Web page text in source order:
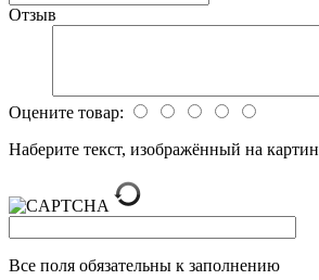
Отзыв
Оцените товар:
Наберите текст, изображённый на
Все поля обязательны к заполнению